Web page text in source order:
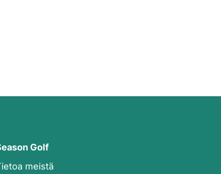
Golf
meistä